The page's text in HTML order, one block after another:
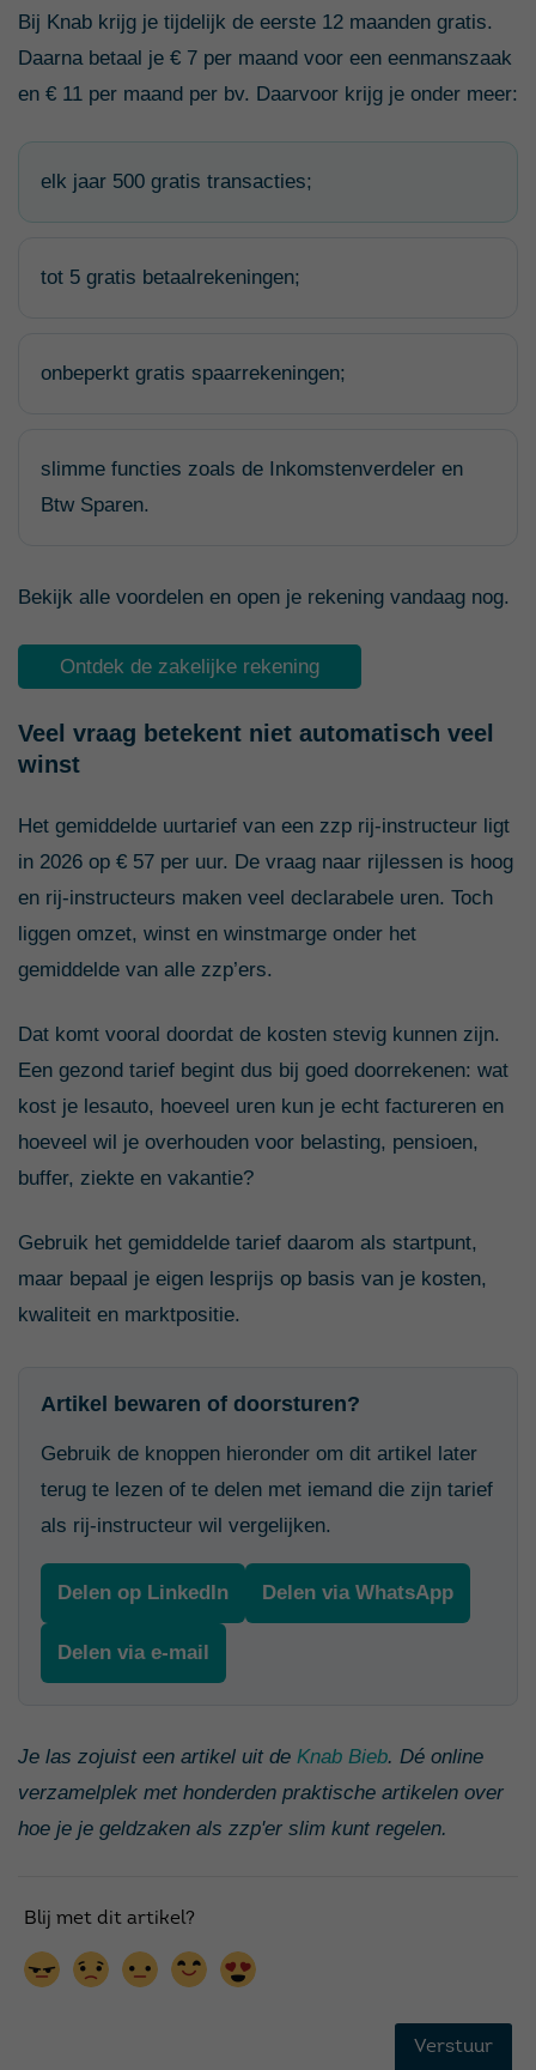
Bij Knab krijg je tijdelijk de eerste 12 maanden gratis.
Daarna betaal je € 7 per maand voor een eenmanszaak
en € 11 per maand per bv. Daarvoor krijg je onder meer:
elk jaar 500 gratis transacties;
tot 5 gratis betaalrekeningen;
onbeperkt gratis spaarrekeningen;
slimme functies zoals de Inkomstenverdeler en
Btw Sparen.
Bekijk alle voordelen en open je rekening vandaag nog.
Ontdek de zakelijke rekening
Veel vraag betekent niet automatisch veel
winst
Het gemiddelde uurtarief van een zzp rij-instructeur ligt
in 2026 op € 57 per uur. De vraag naar rijlessen is hoog
en rij-instructeurs maken veel declarabele uren. Toch
liggen omzet, winst en winstmarge onder het
gemiddelde van alle zzp’ers.
Dat komt vooral doordat de kosten stevig kunnen zijn.
Een gezond tarief begint dus bij goed doorrekenen: wat
kost je lesauto, hoeveel uren kun je echt factureren en
hoeveel wil je overhouden voor belasting, pensioen,
buffer, ziekte en vakantie?
Gebruik het gemiddelde tarief daarom als startpunt,
maar bepaal je eigen lesprijs op basis van je kosten,
kwaliteit en marktpositie.
Artikel bewaren of doorsturen?
Gebruik de knoppen hieronder om dit artikel later
terug te lezen of te delen met iemand die zijn tarief
als rij-instructeur wil vergelijken.
Delen op LinkedIn Delen via WhatsApp
Delen via e-mail
Je las zojuist een artikel uit de Knab Bieb. Dé online
verzamelplek met honderden praktische artikelen over
hoe je je geldzaken als zzp'er slim kunt regelen.